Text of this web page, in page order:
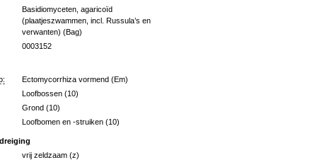
Basidiomyceten, agaricoïd
(plaatjeszwammen, incl. Russula’s en
verwanten) (Bag)
0003152
Ectomycorrhiza vormend (Em)
Loofbossen (10)
Grond (10)
Loofbomen en -struiken (10)
vrij zeldzaam (z)